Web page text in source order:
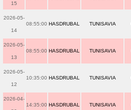
15
2026-05-
14
08:55:00 HASDRUBAL TUNISAVIA
2026-05-
13
08:55:00 HASDRUBAL TUNISAVIA
2026-05-
12
10:35:00 HASDRUBAL TUNISAVIA
2026-04-
14:35:00 HASDRUBAL TUNISAVIA